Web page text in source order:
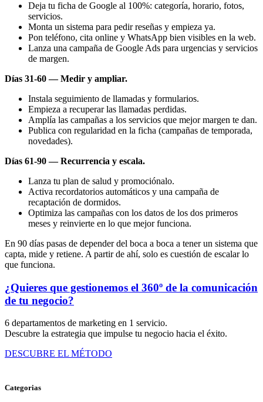
Deja tu ficha de Google al 100%: categoría, horario, fotos,
servicios.
Monta un sistema para pedir reseñas y empieza ya.
Pon teléfono, cita online y WhatsApp bien visibles en la web.
Lanza una campaña de Google Ads para urgencias y servicios
de margen.
Días 31-60 — Medir y ampliar.
Instala seguimiento de llamadas y formularios.
Empieza a recuperar las llamadas perdidas.
Amplía las campañas a los servicios que mejor margen te dan.
Publica con regularidad en la ficha (campañas de temporada,
novedades).
Días 61-90 — Recurrencia y escala.
Lanza tu plan de salud y promociónalo.
Activa recordatorios automáticos y una campaña de
recaptación de dormidos.
Optimiza las campañas con los datos de los dos primeros
meses y reinvierte en lo que mejor funciona.
En 90 días pasas de depender del boca a boca a tener un sistema que
capta, mide y retiene. A partir de ahí, solo es cuestión de escalar lo
que funciona.
¿Quieres que gestionemos el 360º de la comunicación
de tu negocio?
6 departamentos de marketing en 1 servicio.
Descubre la estrategia que impulse tu negocio hacia el éxito.
DESCUBRE EL MÉTODO
Categorias